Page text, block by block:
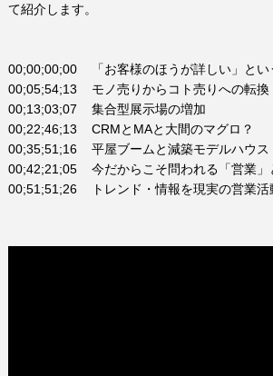
て紹介します。
00;00;00;00 「お客様のほうが詳しい」とい
00;05;54;13 モノ売りからコト売りへの転換
00;13;03;07 集合型展示場の増加
00;22;46;13 CRMとMAと大間のマグロ？
00;35;51;16 平屋ブームと減築モデルハウス
00;42;21;05 今だからこそ問われる「営業」
00;51;51;26 トレンド・情報を現実の営業活